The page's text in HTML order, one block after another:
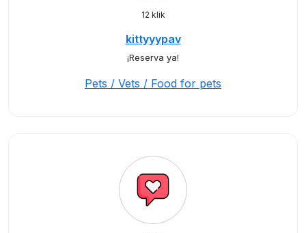
12 klik
kittyyypav
¡Reserva ya!
Pets / Vets / Food for pets